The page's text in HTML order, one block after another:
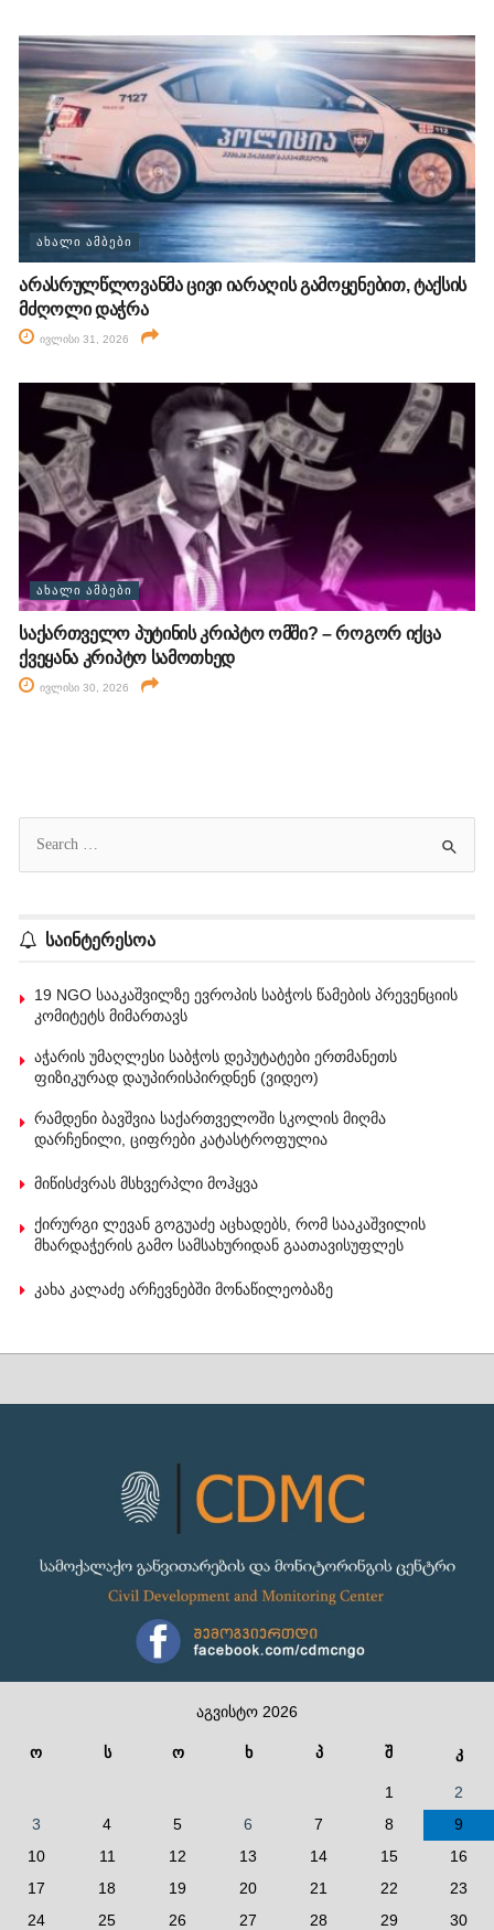
ᲐᲮᲐᲚᲘ ᲐᲛᲑᲔᲑᲘ
არასრულწლოვანმა ცივი იარაღის გამოყენებით, ტაქსის
მძღოლი დაჭრა
ივლისი 31, 2026
ᲐᲮᲐᲚᲘ ᲐᲛᲑᲔᲑᲘ
საქართველო პუტინის კრიპტო ომში? – როგორ იქცა
ქვეყანა კრიპტო სამოთხედ
ივლისი 30, 2026
საინტერესოა
19 NGO სააკაშვილზე ევროპის საბჭოს წამების პრევენციის
კომიტეტს მიმართავს
აჭარის უმაღლესი საბჭოს დეპუტატები ერთმანეთს
ფიზიკურად დაუპირისპირდნენ (ვიდეო)
რამდენი ბავშვია საქართველოში სკოლის მიღმა
დარჩენილი, ციფრები კატასტროფულია
მიწისძვრას მსხვერპლი მოჰყვა
ქირურგი ლევან გოგუაძე აცხადებს, რომ სააკაშვილის
მხარდაჭერის გამო სამსახურიდან გაათავისუფლეს
კახა კალაძე არჩევნებში მონაწილეობაზე
აგვისტო 2026
ო ს ო ხ პ შ კ
1
2
3
4 5 6 7 8
9
10
11 12 13 14 15
16
17
18 19 20 21 22
23
24
25 26 27 28 29 30